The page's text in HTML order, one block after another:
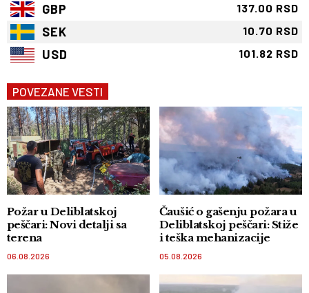
GBP 137.00 RSD
SEK 10.70 RSD
USD 101.82 RSD
POVEZANE VESTI
Požar u Deliblatskoj
peščari: Novi detalji sa
terena
06.08.2026
Čaušić o gašenju požara u
Deliblatskoj peščari: Stiže
i teška mehanizacije
05.08.2026